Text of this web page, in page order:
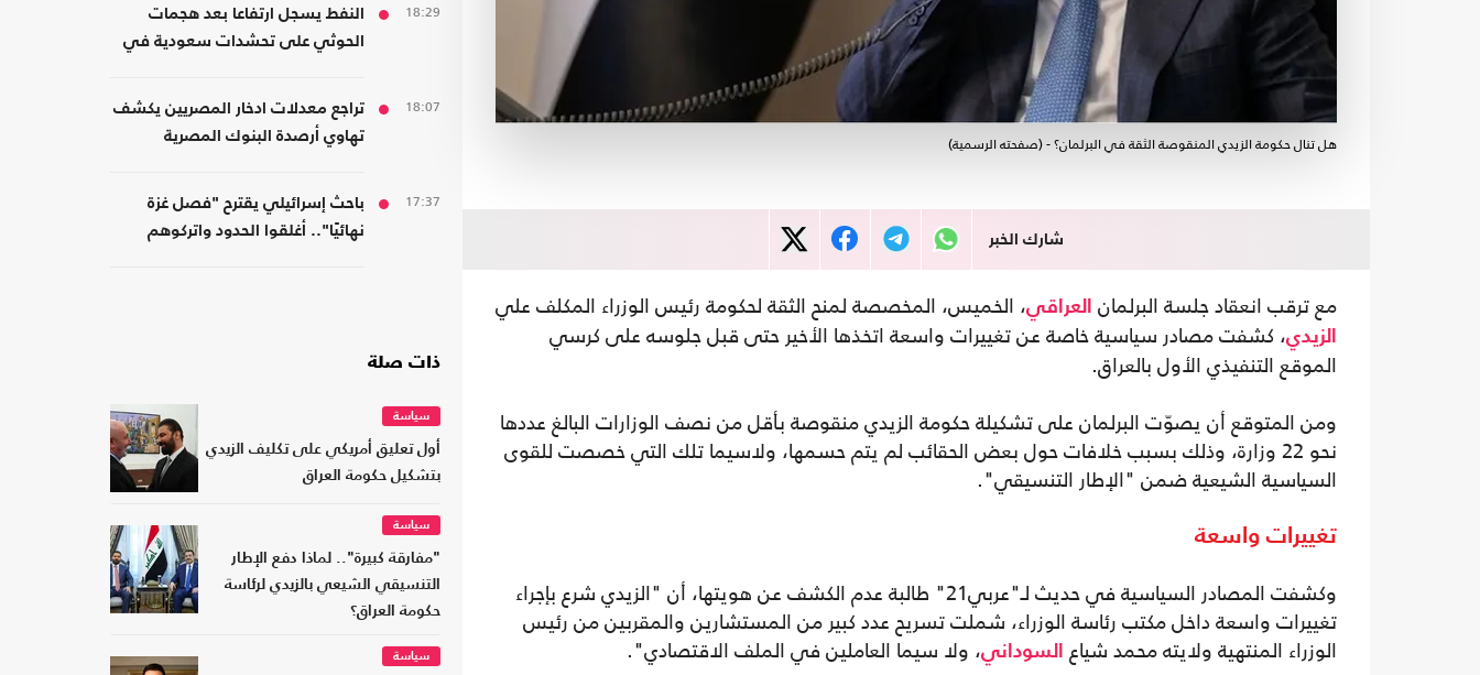
هل تنال حكومة الزيدي المنقوصة الثقة في البرلمان؟ - (صفحته الرسمية)
شارك الخبر
مع ترقب انعقاد جلسة البرلمان العراقي، الخميس، المخصصة لمنح الثقة لحكومة رئيس الوزراء المكلف علي
الزيدي، كشفت مصادر سياسية خاصة عن تغييرات واسعة اتخذها الأخير حتى قبل جلوسه على كرسي
الموقع التنفيذي الأول بالعراق.
ومن المتوقع أن يصوّت البرلمان على تشكيلة حكومة الزيدي منقوصة بأقل من نصف الوزارات البالغ عددها
نحو 22 وزارة، وذلك بسبب خلافات حول بعض الحقائب لم يتم حسمها، ولاسيما تلك التي خصصت للقوى
السياسية الشيعية ضمن "الإطار التنسيقي".
تغييرات واسعة
وكشفت المصادر السياسية في حديث لـ"عربي21" طالبة عدم الكشف عن هويتها، أن "الزيدي شرع بإجراء
تغييرات واسعة داخل مكتب رئاسة الوزراء، شملت تسريح عدد كبير من المستشارين والمقربين من رئيس
الوزراء المنتهية ولايته محمد شياع
السوداني، ولا سيما العاملين في الملف الاقتصادي".
18:29
النفط يسجل ارتفاعا بعد هجمات
الحوثي على تحشدات سعودية في
18:07
تراجع معدلات ادخار المصريين يكشف
تهاوي أرصدة البنوك المصرية
17:37
باحث إسرائيلي يقترح "فصل غزة
نهائيًا".. أغلقوا الحدود واتركوهم
ذات صلة
سياسة
أول تعليق أمريكي على تكليف الزيدي
بتشكيل حكومة العراق
سياسة
"مفارقة كبيرة".. لماذا دفع الإطار
التنسيقي الشيعي بالزيدي لرئاسة
حكومة العراق؟
سياسة